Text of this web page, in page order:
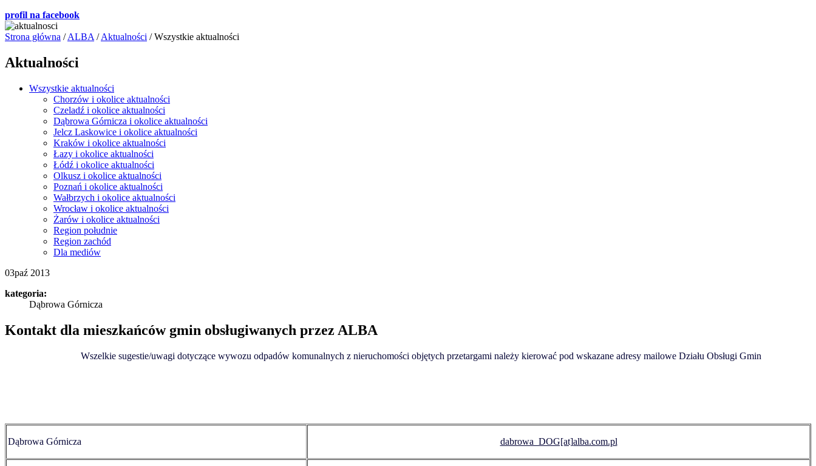
profil na facebook
Strona główna /ALBA /Aktualności /Wszystkie aktualności
Aktualności
Wszystkie aktualności
Chorzów i okolice aktualności
Czeladź i okolice aktualności
Dąbrowa Górnicza i okolice aktualności
Jelcz Laskowice i okolice aktualności
Kraków i okolice aktualności
Łazy i okolice aktualności
Łódź i okolice aktualności
Olkusz i okolice aktualności
Poznań i okolice aktualności
Wałbrzych i okolice aktualności
Wrocław i okolice aktualności
Żarów i okolice aktualności
Region południe
Region zachód
Dla mediów
03paź 2013
kategoria:
Dąbrowa Górnicza
Kontakt dla mieszkańców gmin obsługiwanych przez ALBA
Wszelkie sugestie/uwagi dotyczące wywozu odpadów komunalnych z nieruchomości objętych przetargami należy kierować pod wskazane adresy mailowe Działu Obsługi Gmin
Dąbrowa Górnicza dabrowa_DOG[at]alba.com.pl